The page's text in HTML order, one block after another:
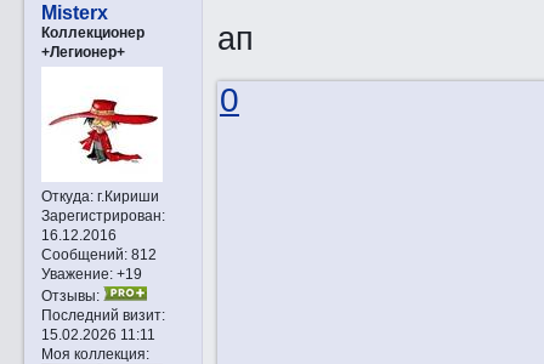
Misterx
Коллекционер
+Легионер+
Откуда:г.Кириши
Зарегистрирован:
16.12.2016
Сообщений:812
Уважение: +19
Отзывы:
Последний визит:
15.02.2026 11:11
Моя коллекция:
ап
0